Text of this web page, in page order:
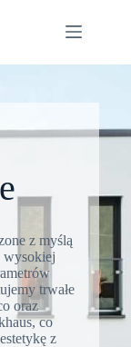
z myślą
wysokiej
trwałe
oraz
co
z